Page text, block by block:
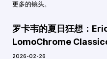
更多的镜头。
罗卡韦的夏日狂想：
LomoChrome
2026-02-26